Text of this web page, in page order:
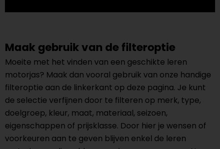
Maak gebruik van de filteroptie
Moeite met het vinden van een geschikte leren
motorjas? Maak dan vooral gebruik van onze handige
filteroptie aan de linkerkant op deze pagina. Je kunt
de selectie verfijnen door te filteren op merk, type,
doelgroep, kleur, maat, materiaal, seizoen,
eigenschappen of prijsklasse. Door hier je wensen of
voorkeuren aan te geven blijven enkel de leren